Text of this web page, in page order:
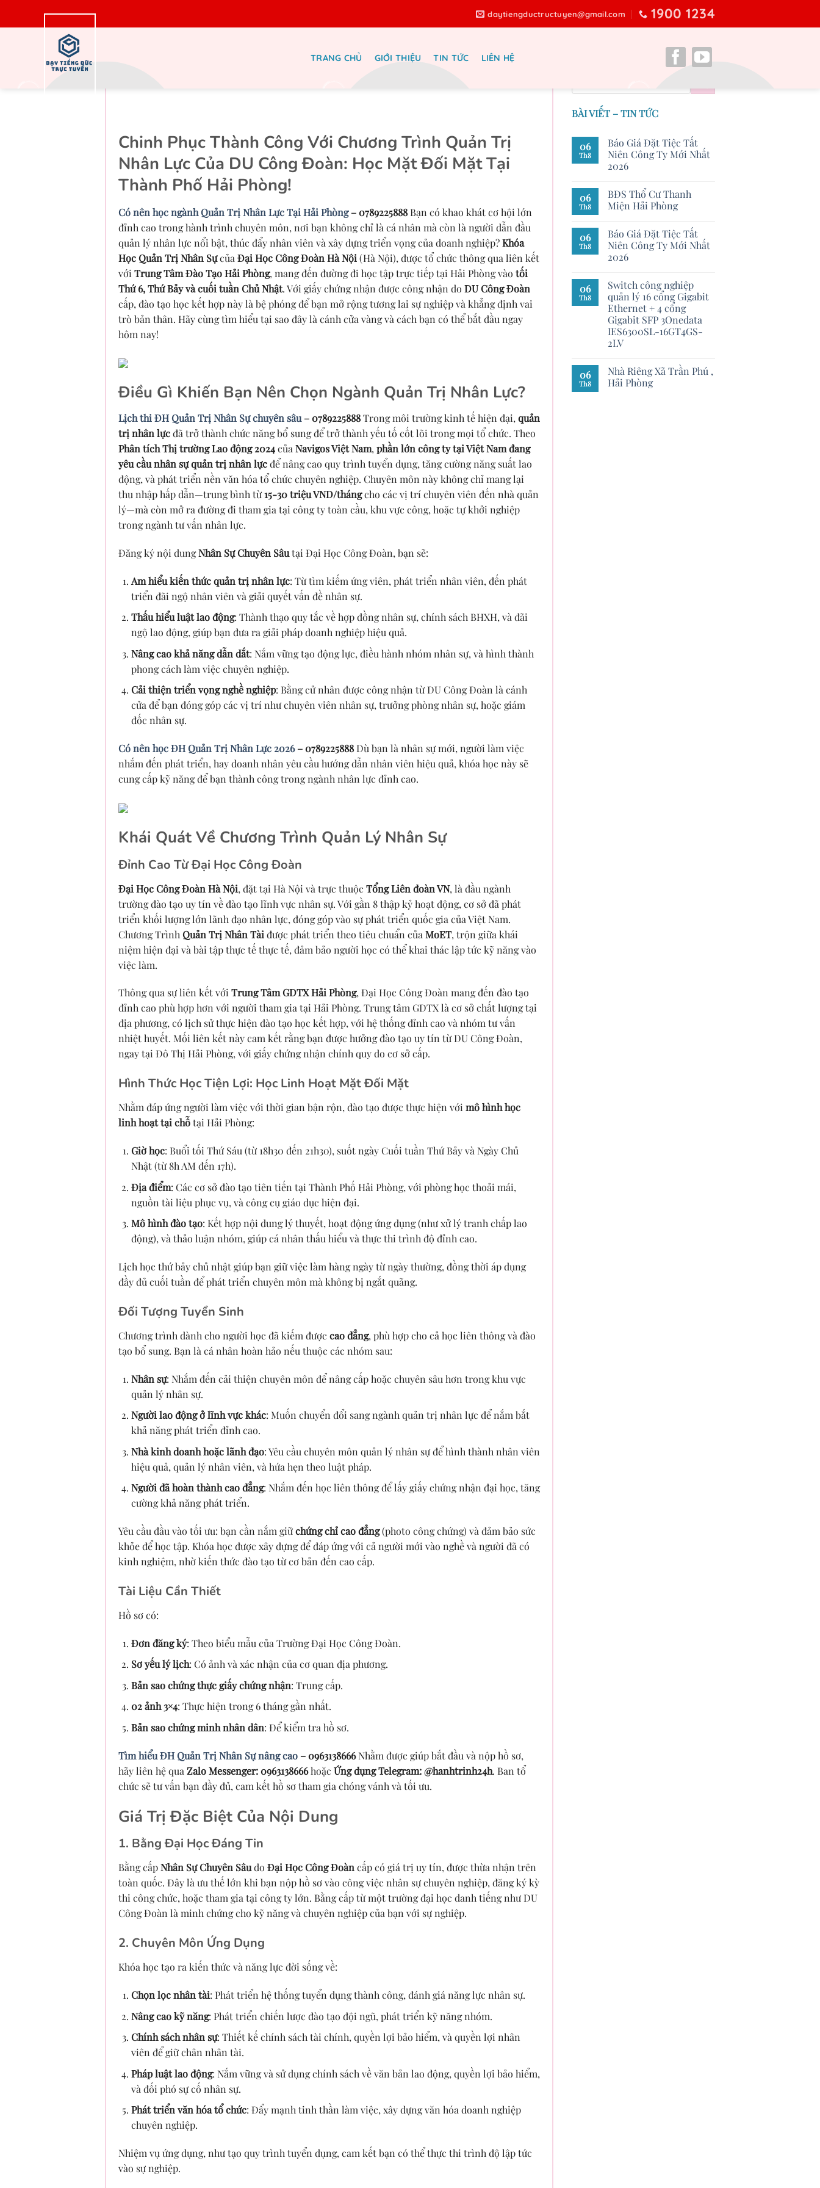
daytiengductructuyen@gmail.com 1900 1234
TRANG CHỦ GIỚI THIỆU TIN TỨC LIÊN HỆ
Chinh Phục Thành Công Với Chương Trình Quản Trị
Nhân Lực Của DU Công Đoàn: Học Mặt Đối Mặt Tại
Thành Phố Hải Phòng!
Có nên học ngành Quản Trị Nhân Lực Tại Hải Phòng– 0789225888Bạn có khao khát cơ hội lớn
đỉnh cao trong hành trình chuyên môn, nơi bạn không chỉ là cá nhân mà còn là người dẫn đầu
quản lý nhân lực nổi bật, thúc đẩy nhân viên và xây dựng triển vọng của doanh nghiệp?Khóa
Học Quản Trị Nhân Sựcủa Đại Học Công Đoàn Hà Nội (Hà Nội), được tổ chức thông qua liên kết
với Trung Tâm Đào Tạo Hải Phòng, mang đến đường đi học tập trực tiếp tại Hải Phòng vào tối
Thứ 6, Thứ Bảy và cuối tuần Chủ Nhật. Với giấy chứng nhận được công nhận do DU Công Đoàn
cấp, đào tạo học kết hợp này là bệ phóng để bạn mở rộng tương lai sự nghiệp và khẳng định vai
trò bản thân. Hãy cùng tìm hiểu tại sao đây là cánh cửa vàng và cách bạn có thể bắt đầu ngay
hôm nay!
Điều Gì Khiến Bạn Nên Chọn Ngành Quản Trị Nhân Lực?
Lịch thi ĐH Quản Trị Nhân Sự chuyên sâu – 0789225888Trong môi trường kinh tế hiện đại, quản
trị nhân lựcđã trở thành chức năng bổ sung để trở thành yếu tố cốt lõi trong mọi tổ chức. Theo
Phân tích Thị trường Lao động 2024của Navigos Việt Nam, phần lớn công ty tại Việt Nam đang
yêu cầu nhân sự quản trị nhân lựcđể nâng cao quy trình tuyển dụng, tăng cường năng suất lao
động, và phát triển nền văn hóa tổ chức chuyên nghiệp. Chuyên môn này không chỉ mang lại
thu nhập hấp dẫn—trung bình từ15-30 triệu VND/thángcho các vị trí chuyên viên đến nhà quản
lý—mà còn mở ra đường đi tham gia tại công ty toàn cầu, khu vực công, hoặc tự khởi nghiệp
trong ngành tư vấn nhân lực.
Đăng ký nội dungNhân Sự Chuyên Sâutại Đại Học Công Đoàn, bạn sẽ:
Am hiểu kiến thức quản trị nhân lực: Từ tìm kiếm ứng viên, phát triển nhân viên, đến phát
triển đãi ngộ nhân viên và giải quyết vấn đề nhân sự.
Thấu hiểu luật lao động: Thành thạo quy tắc về hợp đồng nhân sự, chính sách BHXH, và đãi
ngộ lao động, giúp bạn đưa ra giải pháp doanh nghiệp hiệu quả.
Nâng cao khả năng dẫn dắt: Nắm vững tạo động lực, điều hành nhóm nhân sự, và hình thành
phong cách làm việc chuyên nghiệp.
Cải thiện triển vọng nghề nghiệp: Bằng cử nhân được công nhận từ DU Công Đoàn là cánh
cửa để bạn đóng góp các vị trí như chuyên viên nhân sự, trưởng phòng nhân sự, hoặc giám
đốc nhân sự.
Có nên học ĐH Quản Trị Nhân Lực 2026– 0789225888Dù bạn là nhân sự mới, người làm việc
nhắm đến phát triển, hay doanh nhân yêu cầu hướng dẫn nhân viên hiệu quả, khóa học này sẽ
cung cấp kỹ năng để bạn thành công trong ngành nhân lực đỉnh cao.
Khái Quát Về Chương Trình Quản Lý Nhân Sự
Đỉnh Cao Từ Đại Học Công Đoàn
Đại Học Công Đoàn Hà Nội, đặt tại Hà Nội và trực thuộc Tổng Liên đoàn VN, là đầu ngành
trường đào tạo uy tín về đào tạo lĩnh vực nhân sự. Với gần 8 thập kỷ hoạt động, cơ sở đã phát
triển khối lượng lớn lãnh đạo nhân lực, đóng góp vào sự phát triển quốc gia của Việt Nam.
Chương Trình Quản Trị Nhân Tài được phát triển theo tiêu chuẩn của MoET, trộn giữa khái
niệm hiện đại và bài tập thực tế thực tế, đảm bảo người học có thể khai thác lập tức kỹ năng vào
việc làm.
Thông qua sự liên kết vớiTrung Tâm GDTX Hải Phòng, Đại Học Công Đoàn mang đến đào tạo
đỉnh cao phù hợp hơn với người tham gia tại Hải Phòng. Trung tâm GDTX là cơ sở chất lượng tại
địa phương, có lịch sử thực hiện đào tạo học kết hợp, với hệ thống đỉnh cao và nhóm tư vấn
nhiệt huyết. Mối liên kết này cam kết rằng bạn được hưởng đào tạo uy tín từ DU Công Đoàn,
ngay tại Đô Thị Hải Phòng, với giấy chứng nhận chính quy do cơ sở cấp.
Hình Thức Học Tiện Lợi: Học Linh Hoạt Mặt Đối Mặt
Nhằm đáp ứng người làm việc với thời gian bận rộn, đào tạo được thực hiện với mô hình học
linh hoạt tại chỗtại Hải Phòng:
Giờ học: Buổi tối Thứ Sáu (từ 18h30 đến 21h30), suốt ngày Cuối tuần Thứ Bảy và Ngày Chủ
Nhật (từ 8h AM đến 17h).
Địa điểm: Các cơ sở đào tạo tiên tiến tại Thành Phố Hải Phòng, với phòng học thoải mái,
nguồn tài liệu phục vụ, và công cụ giáo dục hiện đại.
Mô hình đào tạo: Kết hợp nội dung lý thuyết, hoạt động ứng dụng (như xử lý tranh chấp lao
động), và thảo luận nhóm, giúp cá nhân thấu hiểu và thực thi trình độ đỉnh cao.
Lịch học thứ bảy chủ nhật giúp bạn giữ việc làm hàng ngày từ ngày thường, đồng thời áp dụng
đầy đủ cuối tuần để phát triển chuyên môn mà không bị ngắt quãng.
Đối Tượng Tuyển Sinh
Chương trình dành cho người học đã kiếm được cao đẳng, phù hợp cho cả học liên thông và đào
tạo bổ sung. Bạn là cá nhân hoàn hảo nếu thuộc các nhóm sau:
Nhân sự: Nhắm đến cải thiện chuyên môn để nâng cấp hoặc chuyên sâu hơn trong khu vực
quản lý nhân sự.
Người lao động ở lĩnh vực khác: Muốn chuyển đổi sang ngành quản trị nhân lực để nắm bắt
khả năng phát triển đỉnh cao.
Nhà kinh doanh hoặc lãnh đạo: Yêu cầu chuyên môn quản lý nhân sự để hình thành nhân viên
hiệu quả, quản lý nhân viên, và hứa hẹn theo luật pháp.
Người đã hoàn thành cao đẳng: Nhắm đến học liên thông để lấy giấy chứng nhận đại học, tăng
cường khả năng phát triển.
Yêu cầu đầu vào tối ưu: bạn cần nắm giữchứng chỉ cao đẳng(photo công chứng) và đảm bảo sức
khỏe để học tập. Khóa học được xây dựng để đáp ứng với cả người mới vào nghề và người đã có
kinh nghiệm, nhờ kiến thức đào tạo từ cơ bản đến cao cấp.
Tài Liệu Cần Thiết
Hồ sơ có:
Đơn đăng ký: Theo biểu mẫu của Trường Đại Học Công Đoàn.
Sơ yếu lý lịch: Có ảnh và xác nhận của cơ quan địa phương.
Bản sao chứng thực giấy chứng nhận: Trung cấp.
02 ảnh 3×4: Thực hiện trong 6 tháng gần nhất.
Bản sao chứng minh nhân dân: Để kiểm tra hồ sơ.
Tìm hiểu ĐH Quản Trị Nhân Sự nâng cao – 0963138666Nhằm được giúp bắt đầu và nộp hồ sơ,
hãy liên hệ qua Zalo Messenger: 0963138666hoặc Ứng dụng Telegram: @hanhtrinh24h. Ban tổ
chức sẽ tư vấn bạn đầy đủ, cam kết hồ sơ tham gia chóng vánh và tối ưu.
Giá Trị Đặc Biệt Của Nội Dung
1. Bằng Đại Học Đáng Tin
Bằng cấpNhân Sự Chuyên Sâudo Đại Học Công Đoàncấp có giá trị uy tín, được thừa nhận trên
toàn quốc. Đây là ưu thế lớn khi bạn nộp hồ sơ vào công việc nhân sự chuyên nghiệp, đăng ký kỳ
thi công chức, hoặc tham gia tại công ty lớn. Bằng cấp từ một trường đại học danh tiếng như DU
Công Đoàn là minh chứng cho kỹ năng và chuyên nghiệp của bạn với sự nghiệp.
2. Chuyên Môn Ứng Dụng
Khóa học tạo ra kiến thức và năng lực đời sống về:
Chọn lọc nhân tài: Phát triển hệ thống tuyển dụng thành công, đánh giá năng lực nhân sự.
Nâng cao kỹ năng: Phát triển chiến lược đào tạo đội ngũ, phát triển kỹ năng nhóm.
Chính sách nhân sự: Thiết kế chính sách tài chính, quyền lợi bảo hiểm, và quyền lợi nhân
viên để giữ chân nhân tài.
Pháp luật lao động: Nắm vững và sử dụng chính sách về văn bản lao động, quyền lợi bảo hiểm,
và đối phó sự cố nhân sự.
Phát triển văn hóa tổ chức: Đẩy mạnh tinh thần làm việc, xây dựng văn hóa doanh nghiệp
chuyên nghiệp.
Nhiệm vụ ứng dụng, như tạo quy trình tuyển dụng, cam kết bạn có thể thực thi trình độ lập tức
vào sự nghiệp.
BÀI VIẾT – TIN TỨC
06
Th8
Báo Giá Đặt Tiệc Tất
Niên Công Ty Mới Nhất
2026
06
Th8
BĐS Thổ Cư Thanh
Miện Hải Phòng
06
Th8
Báo Giá Đặt Tiệc Tất
Niên Công Ty Mới Nhất
2026
06
Th8
Switch công nghiệp
quản lý 16 cổng Gigabit
Ethernet + 4 cổng
Gigabit SFP 3Onedata
IES6300SL-16GT4GS-
2LV
06
Th8
Nhà Riêng Xã Trần Phú ,
Hải Phòng